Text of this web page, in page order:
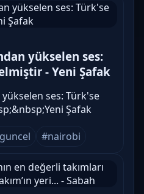
yükselen ses:
- Yeni Şafak
ses: Türk'se
Şafak
#nairobi